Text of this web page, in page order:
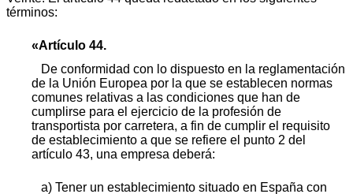
términos:
«Artículo 44.
De conformidad con lo dispuesto en la reglamentación
de la Unión Europea por la que se establecen normas
comunes relativas a las condiciones que han de
cumplirse para el ejercicio de la profesión de
transportista por carretera, a fin de cumplir el requisito
de establecimiento a que se refiere el punto 2 del
artículo 43, una empresa deberá:
a) Tener un establecimiento situado en España con